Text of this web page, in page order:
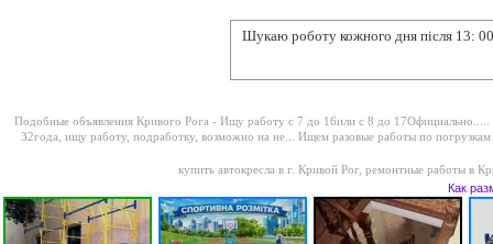
Шукаю роботу кожного дня після 13:
Подобные объявления Кривого Рога - Ищу работу с 7 до 16или с 8 до 17Официально.....
32года, ищу работу, подработку, возможно на не...Ищем разовые работы по
купить автокресла в г. Кривой Рог, ремонтные работы в
Как